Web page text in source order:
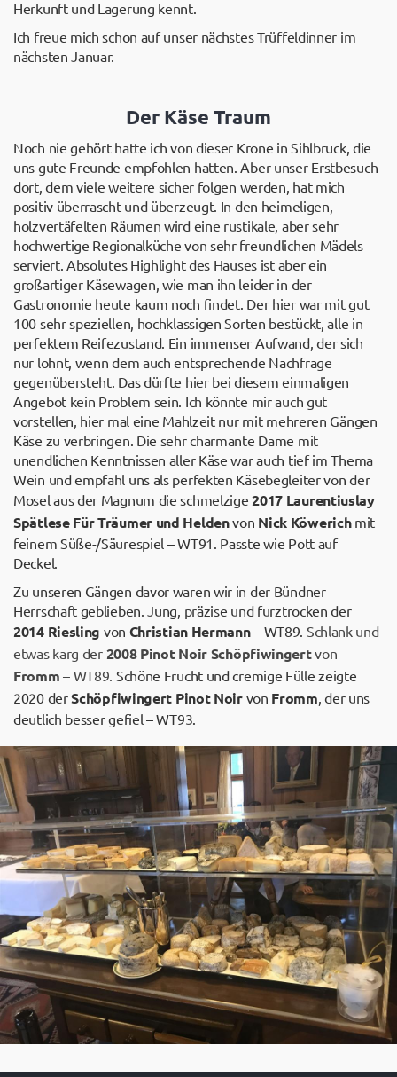
Herkunft und Lagerung kennt.
Ich freue mich schon auf unser nächstes Trüffeldinner im
nächsten Januar.
Der Käse Traum
Noch nie gehört hatte ich von dieser Krone in Sihlbruck, die
uns gute Freunde empfohlen hatten. Aber unser Erstbesuch
dort, dem viele weitere sicher folgen werden, hat mich
positiv überrascht und überzeugt. In den heimeligen,
holzvertäfelten Räumen wird eine rustikale, aber sehr
hochwertige Regionalküche von sehr freundlichen Mädels
serviert. Absolutes Highlight des Hauses ist aber ein
großartiger Käsewagen, wie man ihn leider in der
Gastronomie heute kaum noch findet. Der hier war mit gut
100 sehr speziellen, hochklassigen Sorten bestückt, alle in
perfektem Reifezustand. Ein immenser Aufwand, der sich
nur lohnt, wenn dem auch entsprechende Nachfrage
gegenübersteht. Das dürfte hier bei diesem einmaligen
Angebot kein Problem sein. Ich könnte mir auch gut
vorstellen, hier mal eine Mahlzeit nur mit mehreren Gängen
Käse zu verbringen. Die sehr charmante Dame mit
unendlichen Kenntnissen aller Käse war auch tief im Thema
Wein und empfahl uns als perfekten Käsebegleiter von der
Mosel aus der Magnum die schmelzige2017 Laurentiuslay
Spätlese Für Träumer und Heldenvon Nick Köwerichmit
feinem Süße-/Säurespiel – WT91. Passte wie Pott auf
Deckel.
Zu unseren Gängen davor waren wir in der Bündner
Herrschaft geblieben. Jung, präzise und furztrocken der
2014 Riesling von Christian Hermann– WT89. Schlank und
etwas karg der 2008 Pinot Noir Schöpfiwingertvon
Fromm – WT89. Schöne Frucht und cremige Fülle zeigte
2020 derSchöpfiwingert Pinot Noirvon Fromm , der uns
deutlich besser gefiel – WT93.